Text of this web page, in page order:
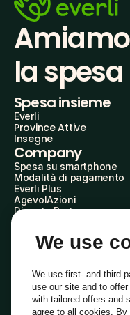
la spesa
Spesa insieme
Everli
Province Attive
Insegne
Company
Spesa su smartphone
Modalità di pagamento
Everli Plus
AgevolAzioni
Diventa Partner
Everli Shoppers
About Us
Everli News
Domande frequenti
Lavora con noi
Diventa Shopper
We use
We use first- and third-
use our site and to
with tailored offers and
agree to all cookies. By